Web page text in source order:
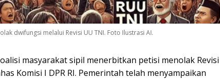
dwifungsi melalui Revisi UU TNI. Foto Ilustrasi AI.
masyarakat sipil menerbitkan petisi menolak Revisi
Komisi I DPR RI. Pemerintah telah menyampaikan